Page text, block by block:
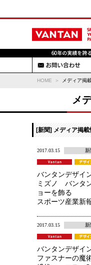
HOME メディア掲
メ
[新聞] メディア掲載
2017.03.15 新
バンタンデザイ
ミズノ バンタ
ョーを飾る
スポーツ産業
2017.03.15 新
バンタンデザイ
ファスナーの魔